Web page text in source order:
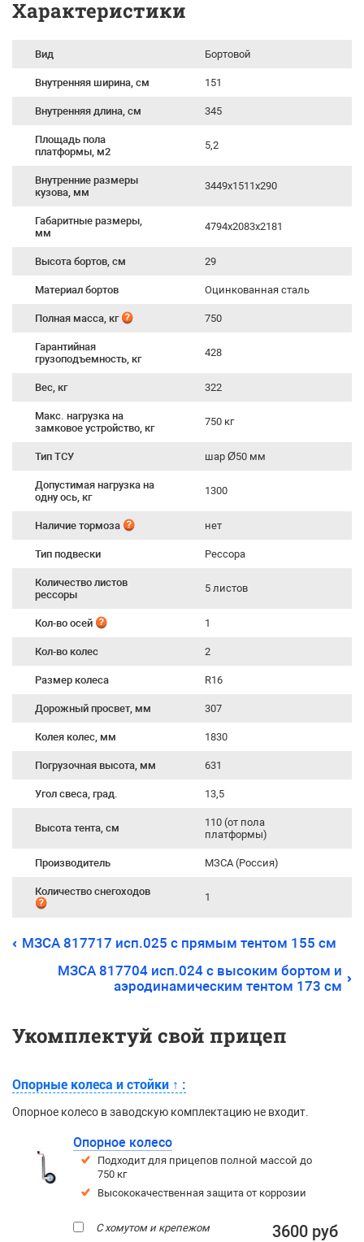
Характеристики
Вид Бортовой
Внутренняя ширина, см 151
Внутренняя длина, см 345
Площадь пола
платформы, м2
5,2
Внутренние размеры
кузова, мм
3449х1511х290
Габаритные размеры,
мм
4794х2083х2181
Высота бортов, см 29
Материал бортов Оцинкованная сталь
Полная масса, кг 750
Гарантийная
грузоподъемность, кг
428
Вес, кг 322
Макс. нагрузка на
замковое устройство, кг
750 кг
Тип ТСУ шар Ø50 мм
Допустимая нагрузка на
одну ось, кг
1300
Наличие тормоза нет
Тип подвески Рессора
Количество листов
рессоры
5 листов
Кол-во осей 1
Кол-во колес 2
Размер колеса R16
Дорожный просвет, мм 307
Колея колес, мм 1830
Погрузочная высота, мм 631
Угол свеса, град. 13,5
Высота тента, см
110 (от пола
платформы)
Производитель МЗСА (Россия)
Количество снегоходов 1
МЗСА 817717 исп.025 с прямым тентом 155 см
МЗСА 817704 исп.024 с высоким бортом и
аэродинамическим тентом 173 см
Укомплектуй свой прицеп
Опорные колеса и стойки ↑ :
Опорное колесо в заводскую комплектацию не входит.
Опорное колесо
Подходит для прицепов полной массой до
750 кг
Высококачественная защита от коррозии
С хомутом и крепежом 3600 руб